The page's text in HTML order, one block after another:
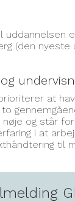
uddannelsen
(den nyeste
at
og står
i at
til